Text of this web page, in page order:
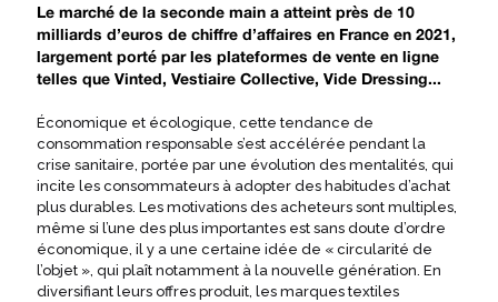
Le marché de la seconde main a atteint près de 10
milliards d’euros de chiffre d’affaires en France en 2021,
largement porté par les plateformes de vente en ligne
telles que Vinted, Vestiaire Collective, Vide Dressing...
Économique et écologique, cette tendance de
consommation responsable s’est accélérée pendant la
crise sanitaire, portée par une évolution des mentalités, qui
incite les consommateurs à adopter des habitudes d’achat
plus durables. Les motivations des acheteurs sont multiples,
même si l’une des plus importantes est sans doute d’ordre
économique, il y a une certaine idée de « circularité de
l’objet », qui plaît notamment à la nouvelle génération. En
diversifiant leurs offres produit, les marques textiles